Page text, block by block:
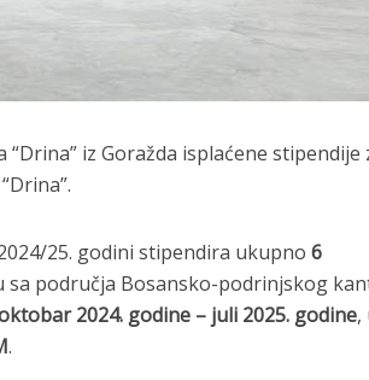
iz Goražda isplaćene stipendije
25. godini stipendira ukupno 6
sa područja Bosansko-podrinjskog
2024. godine – juli 2025. godine,
.